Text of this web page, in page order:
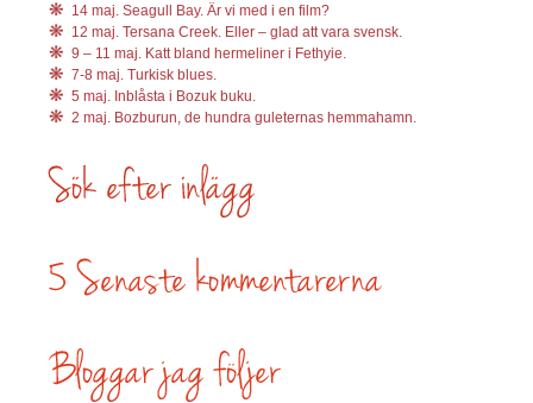
14 maj. Seagull Bay. Är vi med i en film?
12 maj. Tersana Creek. Eller – glad att vara svensk.
9 – 11 maj. Katt bland hermeliner i Fethyie.
7-8 maj. Turkisk blues.
5 maj. Inblåsta i Bozuk buku.
2 maj. Bozburun, de hundra guleternas hemmahamn.